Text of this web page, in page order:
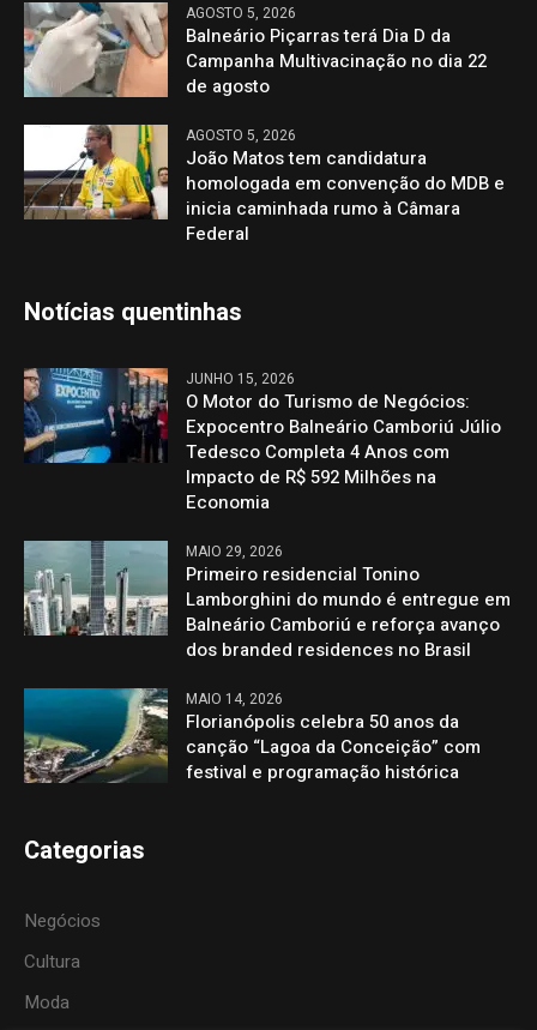
AGOSTO 5, 2026
Balneário Piçarras terá Dia D da
Campanha Multivacinação no dia 22
de agosto
AGOSTO 5, 2026
João Matos tem candidatura
homologada em convenção do MDB e
inicia caminhada rumo à Câmara
Federal
Notícias quentinhas
JUNHO 15, 2026
O Motor do Turismo de Negócios:
Expocentro Balneário Camboriú Júlio
Tedesco Completa 4 Anos com
Impacto de R$ 592 Milhões na
Economia
MAIO 29, 2026
Primeiro residencial Tonino
Lamborghini do mundo é entregue em
Balneário Camboriú e reforça avanço
dos branded residences no Brasil
MAIO 14, 2026
Florianópolis celebra 50 anos da
canção “Lagoa da Conceição” com
festival e programação histórica
Categorias
Negócios
Cultura
Moda